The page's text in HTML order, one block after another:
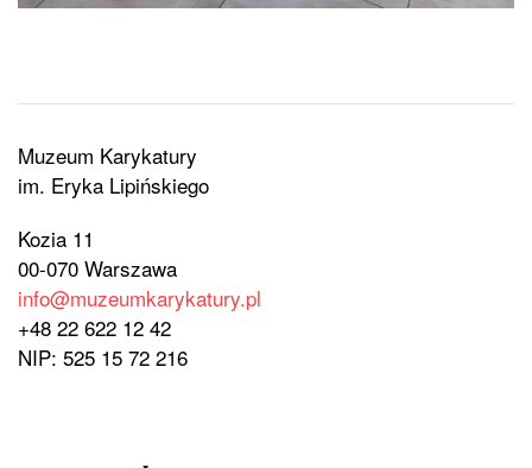
Muzeum Karykatury
im. Eryka Lipińskiego
Kozia 11
00-070 Warszawa
info@muzeumkarykatury.pl
+48 22 622 12 42
NIP: 525 15 72 216